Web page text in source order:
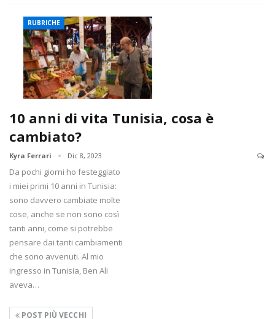
RUBRICHE
10 anni di vita Tunisia, cosa è
cambiato?
Kyra Ferrari Dic 8, 2023
Da pochi giorni ho festeggiato
i miei primi 10 anni in Tunisia:
sono davvero cambiate molte
cose, anche se non sono così
tanti anni, come si potrebbe
pensare dai tanti cambiamenti
che sono avvenuti. Al mio
ingresso in Tunisia, Ben Ali
aveva…
POST PIÙ VECCHI